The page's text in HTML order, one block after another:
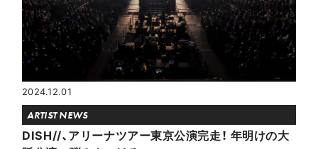
2024.12.01
ARTIST NEWS
DISH//、アリーナツアー東京公演完走！ 年明けの大